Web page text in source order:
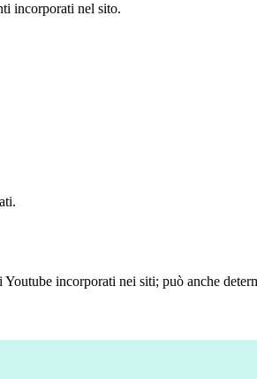
incorporati nel sito.
incorporati nei siti; può anche